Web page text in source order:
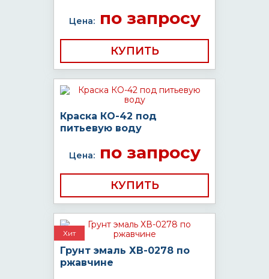
Цена:по запросу
КУПИТЬ
Краска КО-42 под
питьевую воду
Цена:по запросу
КУПИТЬ
Хит
Грунт эмаль ХВ-0278 по
ржавчине